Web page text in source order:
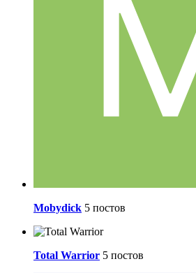
Mobydick 5 постов
Total Warrior 5 постов